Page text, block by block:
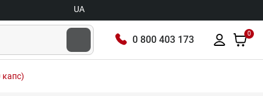
UA
0 800 403 173
0
капс)